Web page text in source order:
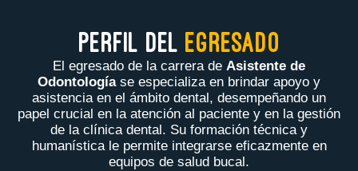
PERFIL DEL EGRESADO
El egresado de la carrera de Asistente de
Odontologíase especializa en brindar apoyo y
asistencia en el ámbito dental, desempeñando un
papel crucial en la atención al paciente y en la gestión
de la clínica dental. Su formación técnica y
humanística le permite integrarse eficazmente en
equipos de salud bucal.